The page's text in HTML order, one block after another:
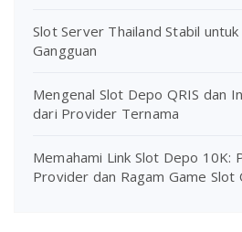
Slot Server Thailand Stabil
Gangguan
Mengenal Slot Depo QRIS dan
dari Provider Ternama
Memahami Link Slot Depo 10K:
Provider dan Ragam Game Slot